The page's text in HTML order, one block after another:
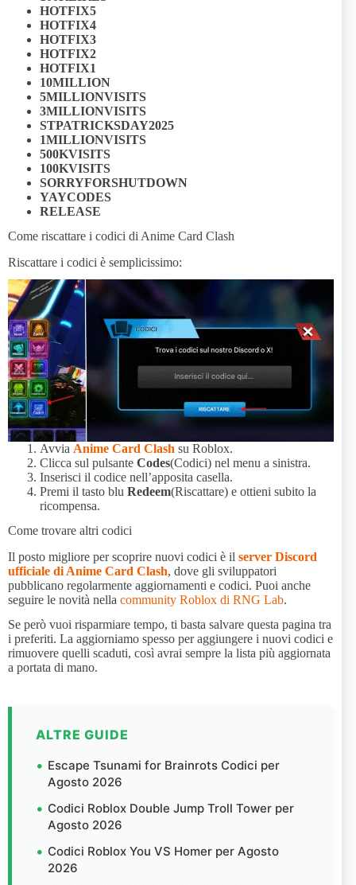
HOTFIX5
HOTFIX4
HOTFIX3
HOTFIX2
HOTFIX1
10MILLION
5MILLIONVISITS
3MILLIONVISITS
STPATRICKSDAY2025
1MILLIONVISITS
500KVISITS
100KVISITS
SORRYFORSHUTDOWN
YAYCODES
RELEASE
Come riscattare i codici di Anime Card Clash
Riscattare i codici è semplicissimo:
Avvia Anime Card Clash su Roblox.
Clicca sul pulsante Codes(Codici) nel menu a sinistra.
Inserisci il codice nell’apposita casella.
Premi il tasto blu Redeem(Riscattare) e ottieni subito la
ricompensa.
Come trovare altri codici
Il posto migliore per scoprire nuovi codici è il server Discord
ufficiale di Anime Card Clash, dove gli sviluppatori
pubblicano regolarmente aggiornamenti e codici. Puoi anche
seguire le novità nella community Roblox di RNG Lab.
Se però vuoi risparmiare tempo, ti basta salvare questa pagina tra
i preferiti. La aggiorniamo spesso per aggiungere i nuovi codici e
rimuovere quelli scaduti, così avrai sempre la lista più aggiornata
a portata di mano.
ALTRE GUIDE
Escape Tsunami for Brainrots Codici per
Agosto 2026
Codici Roblox Double Jump Troll Tower per
Agosto 2026
Codici Roblox You VS Homer per Agosto
2026